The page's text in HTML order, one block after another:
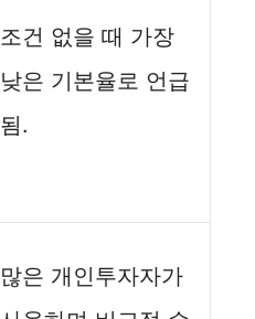
조건 없을 때 가장
낮은 기본율로 언급
됨.
많은 개인투자자가